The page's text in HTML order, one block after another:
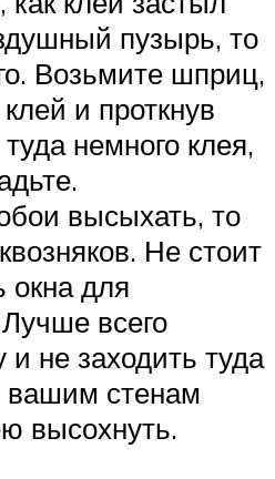
пузырь, то
Возьмите шприц,
и проткнув
немного клея,
высыхать, то
Не стоит
окна для
всего
и не заходить туда
вашим стенам
высохнуть.